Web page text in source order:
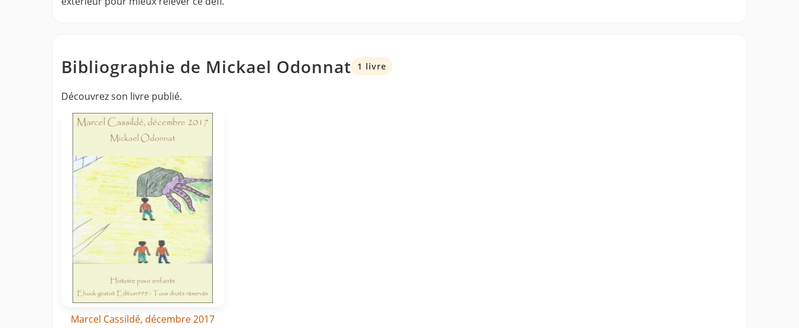
Bibliographie de Mickael Odonnat 1 livre
Découvrez son livre publié.
Marcel Cassildé, décembre 2017